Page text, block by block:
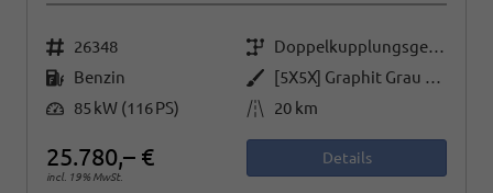
Fahrzeugnr. 26348 Getriebe
Doppelkupplungsgetriebe (DSG)
Kraftstoff Benzin Außenfarbe
[5X5X] Graphit Grau Metallic
Leistung 85 kW (116 PS) Kilometerstand 20 km
25.780,– €
incl. 19% MwSt.
Details